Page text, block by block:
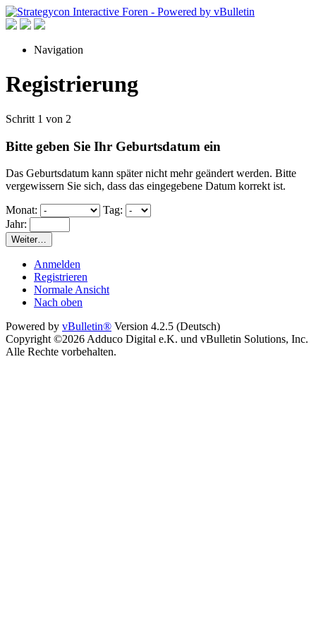
Navigation
Registrierung
Schritt 1 von 2
Bitte geben Sie Ihr Geburtsdatum ein
Das Geburtsdatum kann später nicht mehr geändert werden. Bitte
vergewissern Sie sich, dass das eingegebene Datum korrekt ist.
Monat:
Tag:
Jahr:
Weiter…
Anmelden
Registrieren
Normale Ansicht
Nach oben
Powered by vBulletin® Version 4.2.5 (Deutsch)
Copyright ©2026 Adduco Digital e.K. und vBulletin Solutions, Inc.
Alle Rechte vorbehalten.